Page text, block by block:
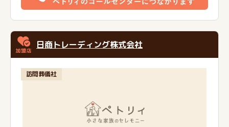
日商トレーディング株式会社
訪問葬儀社